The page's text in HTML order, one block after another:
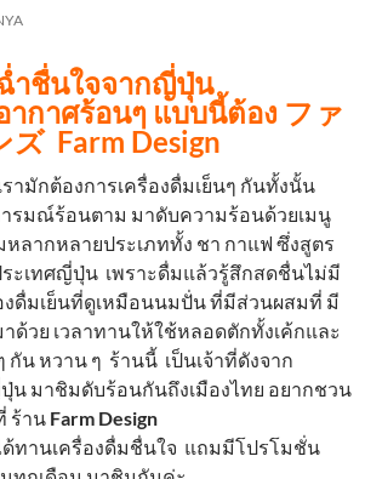
ำชื่นใจจากญี่ปุ่น
ากาศร้อนๆ แบบนี้ต้อง ファ
ズ Farm Design
รามักต้องการเครื่องดื่มเย็นๆ กันทั้งนั้น
รมณ์ร้อนตาม มาดับความร้อนด้วยเมนู
หลากหลายประเภททั้ง ชา กาแฟ ซึ่งสูตร
ะเทศญี่ปุ่น เพราะดื่มแล้วรู้สึกสดชื่นไม่มี
งดื่มเย็นที่ดูเหมือนนมปั่น ที่มีส่วนผสมที่ มี
าด้วย เวลาทานให้ใช้หลอดตักทั้งเค้กและ
กัน หวาน ๆ ร้านนี้ เป็นเจ้าที่ดังจาก
น มาชิมดับร้อนกันถึงเมืองไทย อยากชวน
ร้าน Farm Design
ทานเครื่องดื่มชื่นใจ แถมมีโปรโมชั่น